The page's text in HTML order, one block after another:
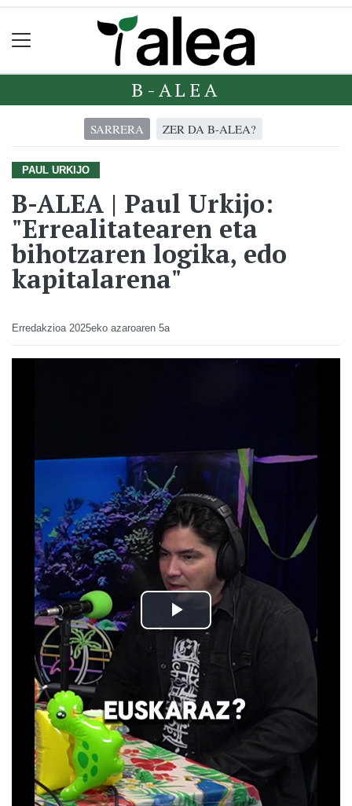
B-ALEA
SARRERA ZER DA B-ALEA?
PAUL URKIJO
B-ALEA | Paul Urkijo:
"Errealitatearen eta
bihotzaren logika, edo
kapitalarena"
Erredakzioa 2025eko azaroaren 5a